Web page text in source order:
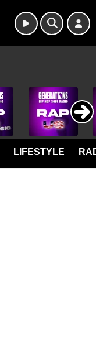
LIFESTYLE